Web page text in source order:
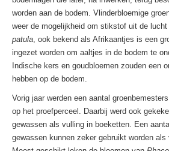
worden aan de bodem. Vlinderbloemige
weer de mogelijkheid om stikstof uit de lucht
patula, ook bekend als Afrikaantjes is een
ingezet worden om aaltjes in de bodem te
Indische kers en goudbloemen zouden een
hebben op de bodem.
Vorig jaar werden een aantal
op het proefperceel. Daarbij werd ook
gewassen als vulling in boeketten. Een
gewassen kunnen zeker gebruikt worden